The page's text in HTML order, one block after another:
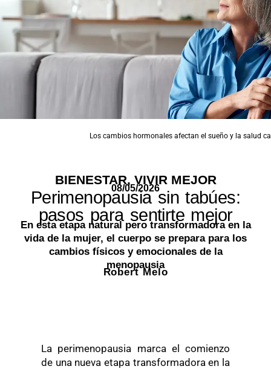
Los cambios hormonales afectan el sueño y la salud
BIENESTAR, VIVIR MEJOR
08/05/2026
Perimenopausia sin tabúes:
pasos para sentirte mejor
En esta etapa natural pero transformadora en la
vida de la mujer, el cuerpo se prepara para los
cambios físicos y emocionales de la
menopausia
Robert Melo
La perimenopausia marca el comienzo
de una nueva etapa transformadora en la